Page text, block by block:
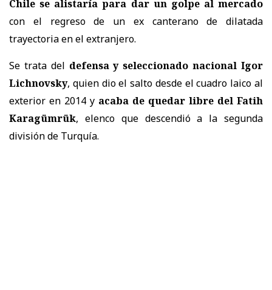
Chile se alistaría para dar un golpe al mercado
con el regreso de un ex canterano de dilatada
trayectoria en el extranjero.
Se trata del defensa y seleccionado nacional Igor
Lichnovsky, quien dio el salto desde el cuadro laico al
exterior en 2014 y acaba de quedar libre del Fatih
Karagümrük, elenco que descendió a la segunda
división de Turquía.